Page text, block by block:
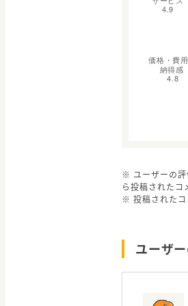
※ ユーザーの評
ら投稿されたコ
※ 投稿されたコ
ユーザ